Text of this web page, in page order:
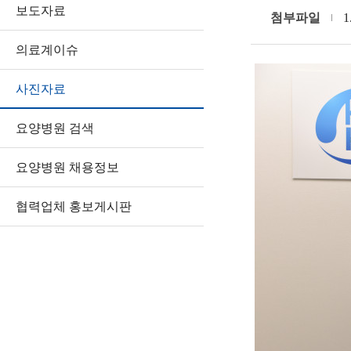
보도자료
의료계이슈
사진자료
요양병원 검색
요양병원 채용정보
협력업체 홍보게시판
첨부파일